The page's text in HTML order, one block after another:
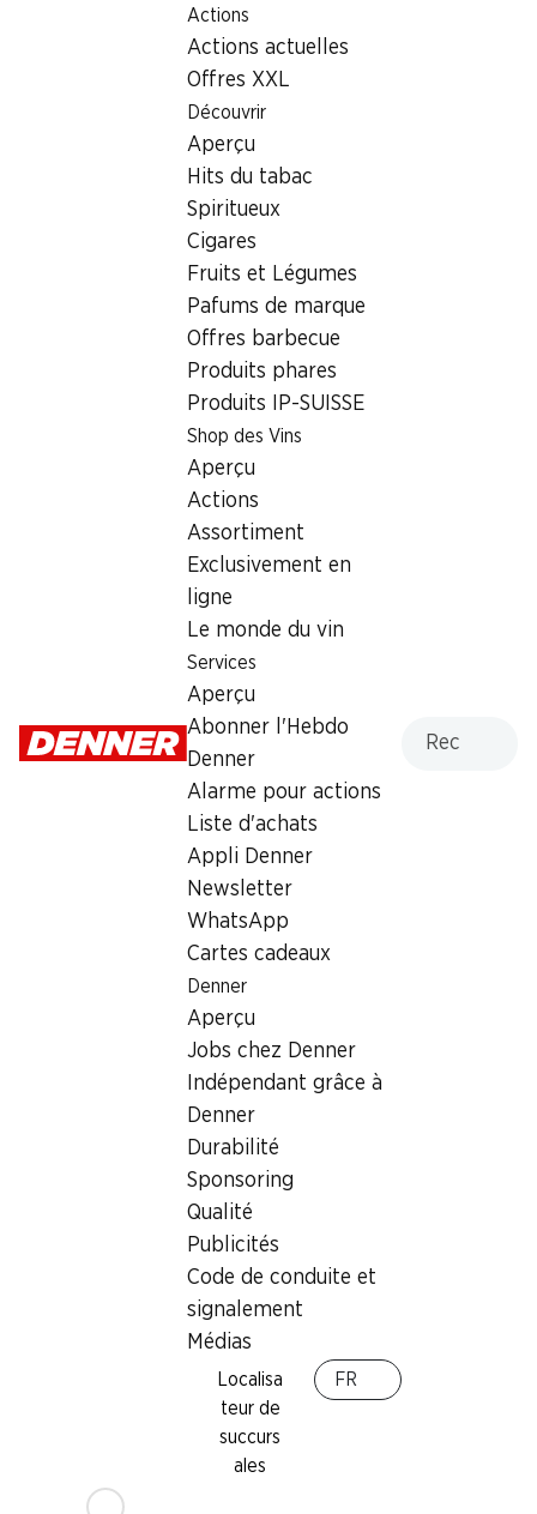
Actions
Actions actuelles
Offres XXL
Découvrir
Aperçu
Hits du tabac
Spiritueux
Cigares
Fruits et Légumes
Pafums de marque
Offres barbecue
Produits phares
Produits IP-SUISSE
Shop des Vins
Aperçu
Actions
Assortiment
Exclusivement en
ligne
Le monde du vin
Services
Aperçu
Abonner l'Hebdo
Denner
Alarme pour actions
Liste d'achats
Appli Denner
Newsletter
WhatsApp
Cartes cadeaux
Denner
Aperçu
Jobs chez Denner
Indépendant grâce à
Denner
Durabilité
Sponsoring
Qualité
Publicités
Code de conduite et
signalement
Médias
Localisa
teur de
succurs
ales
FR
Localisateur de succursales
Succursale Denner Hochweidstrasse 3, 8802 Kilchberg ZH
8802 Kilchberg ZH
Succursale Denner
Hochweidstrasse 3, 8802 Kilchberg ZH
Heures d'ouverture
Dimanche
Retrait d'espèces avec la carte postale / M-Card
Restez au courant grâce à la newsletter Denner. Inscrivez-